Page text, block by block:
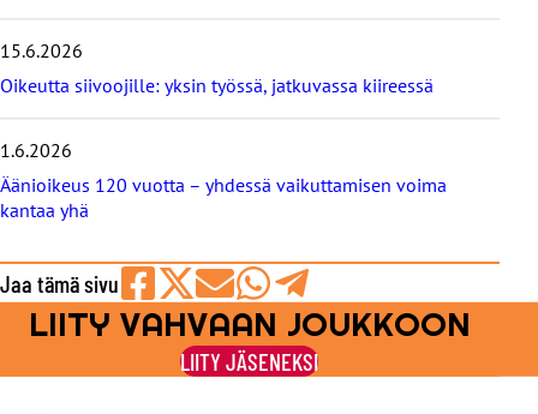
g
i
t
15.6.2026
Oikeutta siivoojille: yksin työssä, jatkuvassa kiireessä
1.6.2026
Äänioikeus 120 vuotta – yhdessä vaikuttamisen voima
kantaa yhä
Jaa tämä sivu
Jaa
Facebookissa
Jaa
viestipalvelu
X:ssä
Jaa
sähköpostilla
Jaa
WhatsAppilla
Jaa
Telegramilla
LIITY VAHVAAN JOUKKOON
LIITY JÄSENEKSI